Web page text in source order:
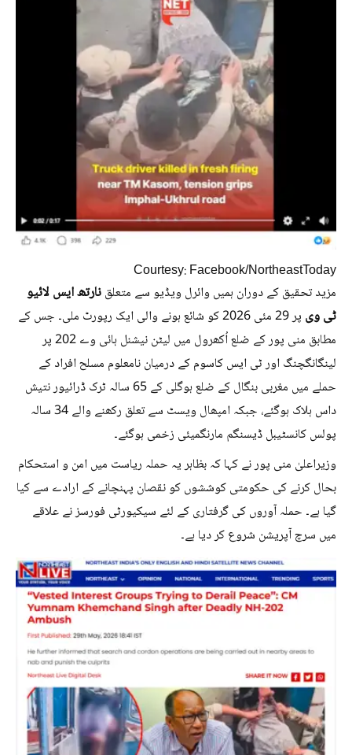
Courtesy: Facebook/NortheastToday
مزید تحقیق کے دوران ہمیں وائرل ویڈیو سے متعلقنارتھ ایس لائیو
ٹی وی
پر 29 مئی 2026 کو شائع ہونے والی ایک رپورٹ ملی۔ جس کے
مطابق منی پور کے ضلع اُکھرول میں لیٹن نیشنل ہائی وے 202 پر
لینگانگچنگ اور ٹی ایس کاسوم کے درمیان نامعلوم مسلح افراد کے
حملے میں مغربی بنگال کے ضلع ہوگلی کے 65 سالہ ٹرک ڈرائیور نتیش
داس ہلاک ہوگئے، جبکہ امپھال ویسٹ سے تعلق رکھنے والے 34 سالہ
پولس کانسٹیبل ڈیسنگم مارنگمیئی زخمی ہوگئے۔
وزیراعلیٰ منی پور نے کہا کہ بظاہر یہ حملہ ریاست میں امن و استحکام
بحال کرنے کی حکومتی کوششوں کو نقصان پہنچانے کے ارادے سے کیا
گیا ہے۔ حملہ آوروں کی گرفتاری کے لئے سیکیورٹی فورسز نے علاقے
میں سرچ آپریشن شروع کر دیا ہے۔